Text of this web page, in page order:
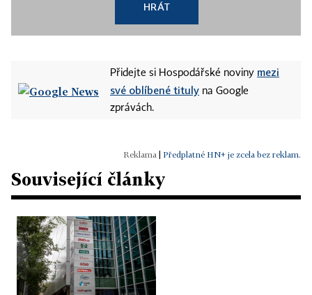
HRÁT
Přidejte si Hospodářské noviny mezi
své oblíbené tituly na Google
zprávách.
Předplatné HN+ je zcela bez reklam.
Související články